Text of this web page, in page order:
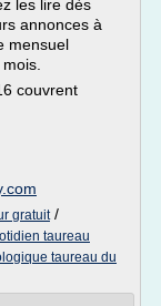
les lire dès
annonces à
mensuel
couvrent
gratuit/
taureau
taureau du